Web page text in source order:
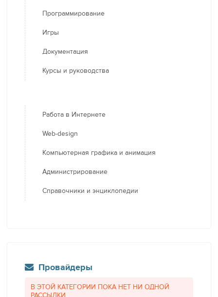
Программирование
Игры
Документация
Курсы и руководства
Работа в Интернете
Web-design
Компьютерная графика и анимация
Администрирование
Справочники и энциклопедии
Провайдеры
В ЭТОЙ КАТЕГОРИИ ПОКА НЕТ НИ ОДНОЙ
РАССЫЛКИ